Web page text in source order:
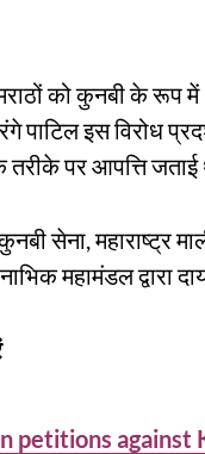
को कुनबी के रूप
पाटिल इस विरोध
तरीके पर आपत्ति जताई
सेना, महाराष्ट्र
महामंडल द्वारा
petitions against